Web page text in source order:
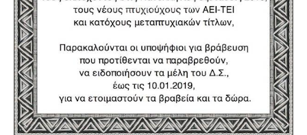
Τα Τελευταία Νέα
Αυτοί που έφυγαν για πάντα
Γάμοι - Γεννήσεις - Βαπτίσεις
Επιτυχίες - Διακρίσεις
Μηνύματα Επισκεπτών
παλιά αρχειοθετημένα